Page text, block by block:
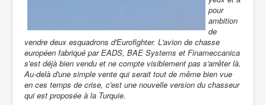
pour
ambition
de
vendre deux esquadrons d'Eurofighter. L'avion de chasse
européen fabriqué par EADS, BAE Systems et Finameccanica
s'est déjà bien vendu et ne compte visiblement pas s'arrêter là.
Au-delà d'une simple vente qui serait tout de même bien vue
en ces temps de crise, c'est une nouvelle version du chasseur
qui est proposée à la Turquie.